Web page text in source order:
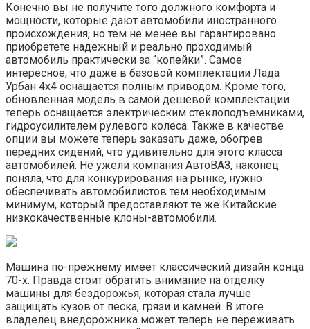
Конечно вы не получите того должного комфорта и
мощности, которые дают автомобили иностранного
происхождения, но тем не менее вы гарантировано
приобретете надежный и реально проходимый
автомобиль практически за “копейки”. Самое
интересное, что даже в базовой комплектации Лада
Урбан 4х4 оснащается полным приводом. Кроме того,
обновленная модель в самой дешевой комплектации
теперь оснащается электрическим стеклоподъемниками,
гидроусилителем рулевого колеса. Также в качестве
опции вы можете теперь заказать даже, обогрев
передних сидений, что удивительно для этого класса
автомобилей. Не ужели компания АвтоВАЗ, наконец
поняла, что для конкурирования на рынке, нужно
обеспечивать автомобилистов тем необходимым
минимум, который предоставляют те же Китайские
низкокачественные клоны-автомобили.
Машина по-прежнему имеет классический дизайн конца
70-х. Правда стоит обратить внимание на отделку
машины для бездорожья, которая стала лучше
защищать кузов от песка, грязи и камней. В итоге
владелец внедорожника может теперь не переживать